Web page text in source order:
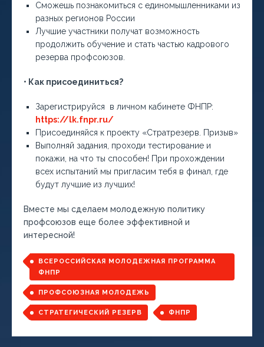
Сможешь познакомиться с единомышленниками из
разных регионов России
Лучшие участники получат возможность
продолжить обучение и стать частью кадрового
резерва профсоюзов.
• Как присоединиться?
Зарегистрируйся в личном кабинете ФНПР:
https://lk.fnpr.ru/
Присоединяйся к проекту «Стратрезерв. Призыв»
Выполняй задания, проходи тестирование и
покажи, на что ты способен! При прохождении
всех испытаний мы пригласим тебя в финал, где
будут лучшие из лучших!
Вместе мы сделаем молодежную политику
профсоюзов еще более эффективной и
интересной!
ВСЕРОССИЙСКАЯ МОЛОДЕЖНАЯ ПРОГРАММА
ФНПР
ПРОФСОЮЗНАЯ МОЛОДЕЖЬ
СТРАТЕГИЧЕСКИЙ РЕЗЕРВ ФНПР